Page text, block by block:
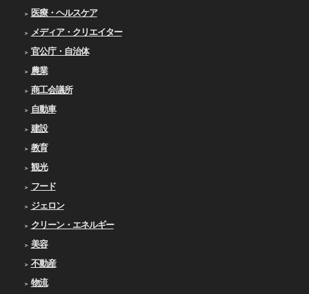
医療・ヘルスケア
メディア・クリエイター
官公庁・自治体
農業
商工会議所
自動車
建設
教育
観光
フード
ジェロン
クリーン・エネルギー
美容
不動産
物流